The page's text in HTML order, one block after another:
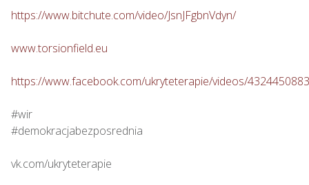
https://www.bitchute.com/video/JsnJFgbnVdyn/
www.torsionfield.eu
https://www.facebook.com/ukryteterapie/videos/
#wir
#demokracjabezposrednia
vk.com/ukryteterapie